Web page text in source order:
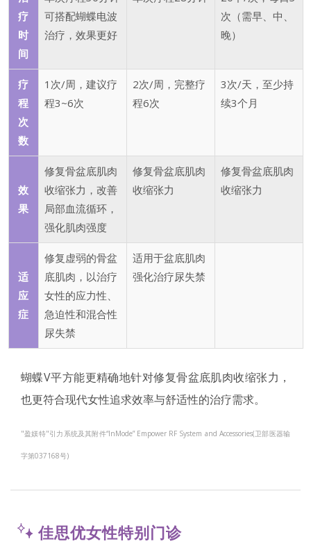
疗
时
间
可搭配蝴蝶电波
治疗，效果更好
次（需早、中、
晚）
疗
程
次
数
1次/周，建议疗
程3~6次
2次/周，完整疗
程6次
3次/天，至少持
续3个月
效
果
修复骨盆底肌肉
收缩张力，改善
局部血流循环，
强化肌肉强度
修复骨盆底肌肉
收缩张力
修复骨盆底肌肉
收缩张力
适
应
症
修复虚弱的骨盆
底肌肉，以治疗
女性的应力性、
急迫性和混合性
尿失禁
适用于盆底肌肉
强化治疗尿失禁
蝴蝶V平方能更精确地针对修复骨盆底肌肉收缩张力，
也更符合现代女性追求效率与舒适性的治疗需求。
"盈媄特"引力系统及其附件“InMode” Empower RF System and Accessories(卫部医器输
字第037168号)
佳思优女性特别门诊